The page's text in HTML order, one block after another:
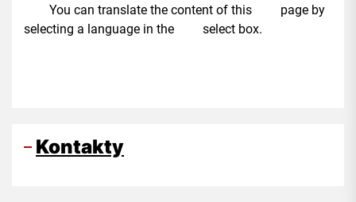
You can translate the content of this page by
selecting a language in the select box.
Kontakty